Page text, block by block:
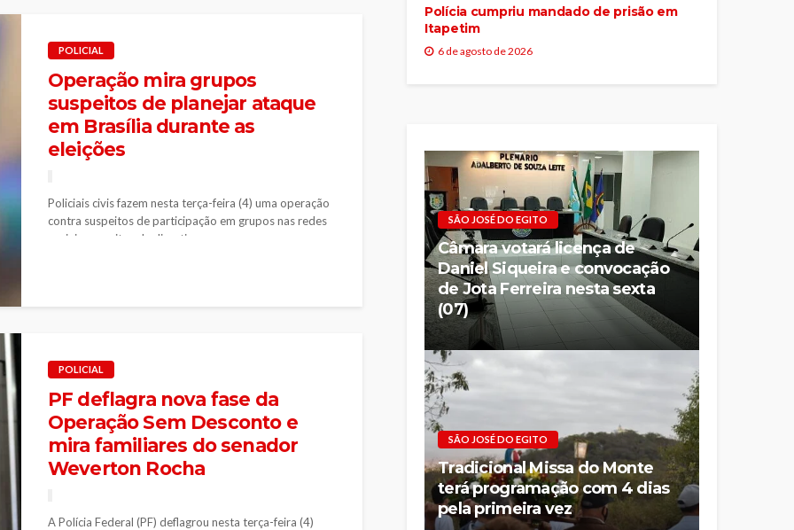
POLICIAL
Operação mira grupos
suspeitos de planejar ataque
em Brasília durante as
eleições
Policiais civis fazem nesta terça-feira (4) uma operação
contra suspeitos de participação em grupos nas redes
sociais suspeitos de discutir...
POLICIAL
PF deflagra nova fase da
Operação Sem Desconto e
mira familiares do senador
Weverton Rocha
A Polícia Federal (PF) deflagrou nesta terça-feira (4)
Polícia cumpriu mandado de prisão em
Itapetim
6 de agosto de 2026
SÃO JOSÉ DO EGITO
Câmara votará licença de
Daniel Siqueira e convocação
de Jota Ferreira nesta sexta
(07)
SÃO JOSÉ DO EGITO
Tradicional Missa do Monte
terá programação com 4 dias
pela primeira vez